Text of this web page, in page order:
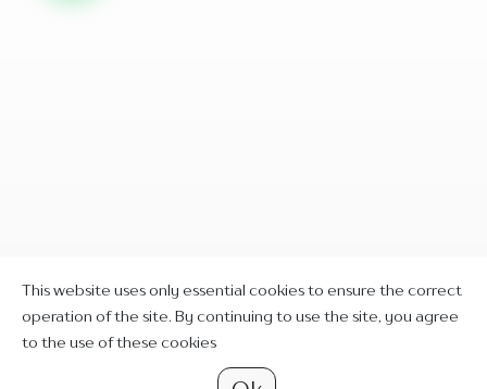
This website uses only essential cookies to ensure the correct
operation of the site. By continuing to use the site, you agree
to the use of these cookies